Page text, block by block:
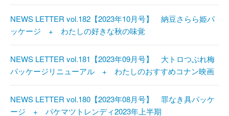
NEWS LETTER vol.182【2023年10月号】 納豆さらら姫パ
ッケージ + わたしの好きな秋の味覚
NEWS LETTER vol.181【2023年09月号】 大トロつぶれ梅
パッケージリニューアル + わたしのおすすめコナン映画
NEWS LETTER vol.180【2023年08月号】 罪なき具パッケ
ージ + パケマツトレンディ2023年上半期